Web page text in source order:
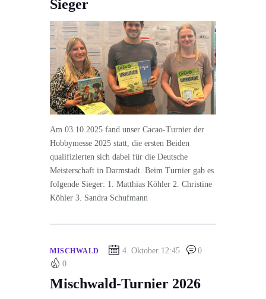
Sieger
Am 03.10.2025 fand unser Cacao-Turnier der
Hobbymesse 2025 statt, die ersten Beiden
qualifizierten sich dabei für die Deutsche
Meisterschaft in Darmstadt. Beim Turnier gab es
folgende Sieger: 1. Matthias Köhler 2. Christine
Köhler 3. Sandra Schufmann
MISCHWALD 4. Oktober 12:45
0
0
Mischwald-Turnier 2026